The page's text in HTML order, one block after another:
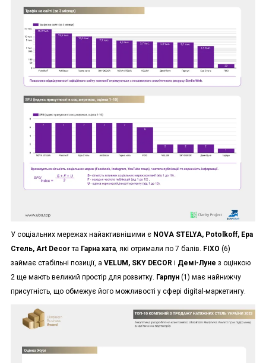
У соціальних мережах найактивнішими є NOVA STELYA, Potolkoff, Ера
Стель, Art Decorта Гарна хата, які отримали по 7 балів. FIXO (6)
займає стабільні позиції, а VELUM, SKY DECOR і Демі-Луне з оцінкою
2 ще мають великий простір для розвитку. Гарпун (1) має найнижчу
присутність, що обмежує його можливості у сфері digital-маркетингу.